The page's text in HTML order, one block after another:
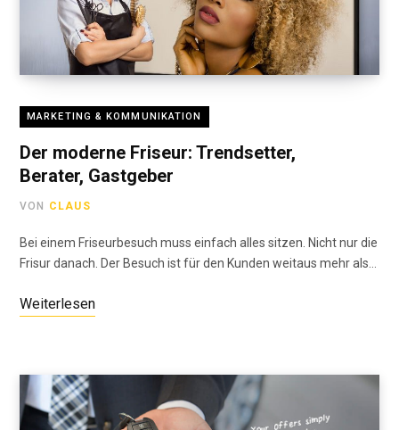
MARKETING & KOMMUNIKATION
Der moderne Friseur: Trendsetter,
Berater, Gastgeber
VON CLAUS
Bei einem Friseurbesuch muss einfach alles sitzen. Nicht nur die
Frisur danach. Der Besuch ist für den Kunden weitaus mehr als…
Weiterlesen